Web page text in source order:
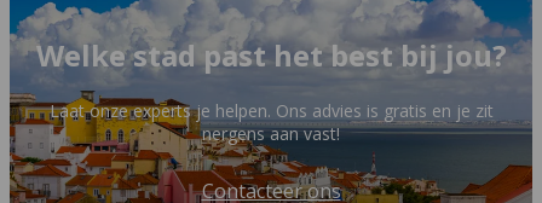
Welke stad past het best bij jou?
Laat onze experts je helpen. Ons advies is gratis en je zit
nergens aan vast!
Contacteer ons